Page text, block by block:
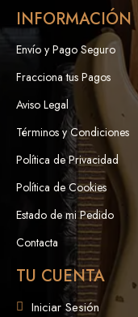
INFORMACIÓN
Envío y Pago Seguro
Fracciona tus Pagos
Aviso Legal
Términos y Condiciones
Política de Privacidad
Política de Cookies
Estado de mi Pedido
Contacta
TU CUENTA
Iniciar Sesión